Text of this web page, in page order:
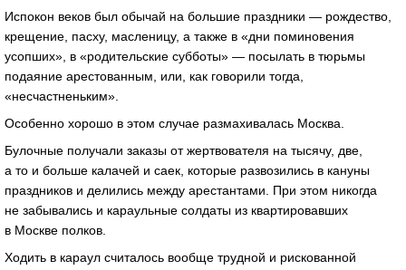
Испокон веков был обычай на большие праздники — рождество,
крещение, пасху, масленицу, а также в «дни поминовения
усопших», в «родительские субботы» — посылать в тюрьмы
подаяние арестованным, или, как говорили тогда,
«несчастненьким».
Особенно хорошо в этом случае размахивалась Москва.
Булочные получали заказы от жертвователя на тысячу, две,
а то и больше калачей и саек, которые развозились в кануны
праздников и делились между арестантами. При этом никогда
не забывались и караульные солдаты из квартировавших
в Москве полков.
Ходить в караул считалось вообще трудной и рискованной